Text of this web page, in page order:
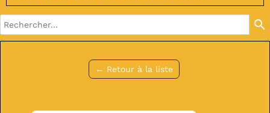
search
← Retour à la liste